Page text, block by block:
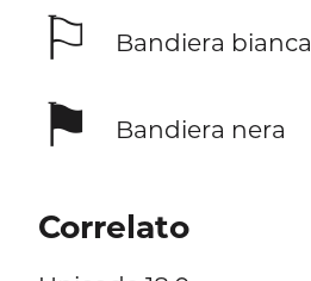
⚐ Bandiera bianca
⚑ Bandiera nera
Correlato